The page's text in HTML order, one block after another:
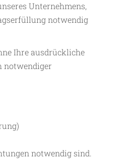
Unternehmens,
notwendig
Ihre ausdrückliche
notwendiger
notwendig sind.